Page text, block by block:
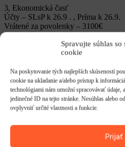
Spravujte súhlas so
cookie
Na poskytovanie tých najlepších skúseností
cookie na ukladanie a/alebo prístup k
technológiami nám umožní spracovávať údaje,
jedinečné ID na tejto stránke. Nesúhlas alebo
ovplyvniť určité vlastnosti a funkcie.
Prijať
3, Ekonomická časť
Účty – SLsP k 26.9 . , Príma k 26.9.
Vrátené za povolenky – 3100€
p. Tadián – preveriť termíny
Výmena odznakov ,nový členovia –
Povolenky pre rok 2017 – stav
25.8.2017
Odvody, zápisné
Objednávka na povolenky r.2018
5, Brigádnická činnosť – Upratanie